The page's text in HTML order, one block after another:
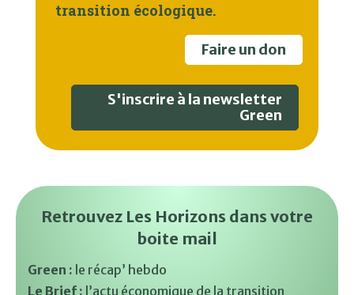
transition écologique.
Faire un don
S'inscrire à la newsletter
Green
Retrouvez Les Horizons dans votre
boite mail
Green : le récap’ hebdo
Le Brief : l’actu économique de la transition